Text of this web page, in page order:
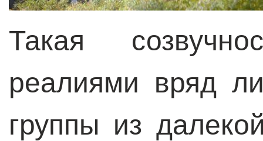
Такая
реалиями вряд
группы из